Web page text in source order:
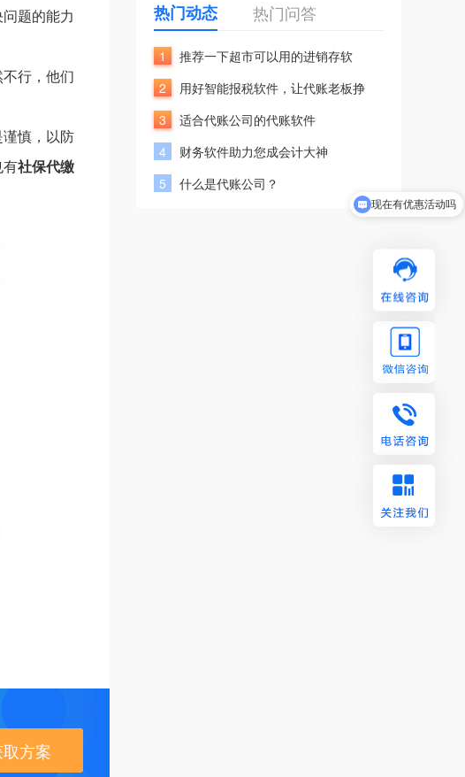
题的能力
行，他们
慎，以防
有社保代缴
方案
热门动态 热门问答
1
推荐一下超市可以用的进销存软
2
用好智能报税软件，让代账老板挣
3
适合代账公司的代账软件
4
财务软件助力您成会计大神
5
什么是代账公司？
现在有优惠活动吗